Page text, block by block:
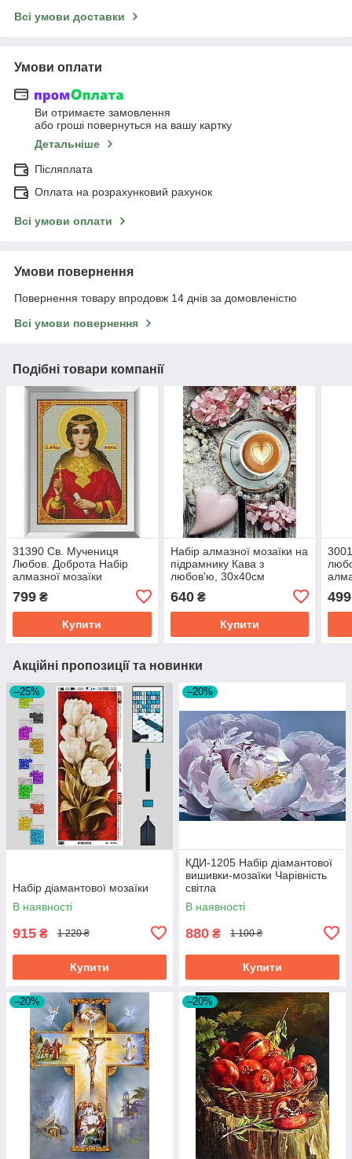
Всі умови доставки
Умови оплати
Ви отримаєте замовлення
або гроші повернуться на вашу картку
Детальніше
Післяплата
Оплата на розрахунковий рахунок
Всі умови оплати
Умови повернення
Повернення товару впродовж 14 днів за домовленістю
Всі умови повернення
Подібні товари компанії
31390 Св. Мучениця
Любов. Доброта Набір
алмазної мозаїки
799 ₴
Купити
Набір алмазної мозаїки на
підрамнику Кава з
любов'ю, 30х40см
640₴
Купити
499
Акційні пропозиції та новинки
–25%
Набір діамантової мозаїки
В наявності
915 ₴ 1 220 ₴
Купити
–20%
КДИ-1205 Набір діамантової
вишивки-мозаїки Чарівність
світла
В наявності
880 ₴ 1 100 ₴
Купити
–20% –20%